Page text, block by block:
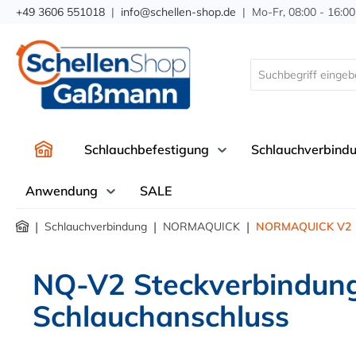
Zur Hauptnavigation springen
+49 3606 551018 | info@schellen-shop.de | Mo-Fr, 08:00 -
Schlauchbefestigung
Anwendung SALE
| Schlauchverbindung | NORMAQUICK | NORMAQUICK V2
NQ-V2
Schlauchanschluss